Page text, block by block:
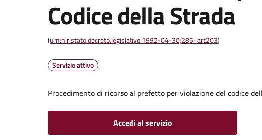
Codice della Strada
(urn:nir:stato:decreto.legislativo:1992-04-30;285~art203)
Servizio attivo
Procedimento di ricorso al prefetto per violazione del codice
Accedi al servizio